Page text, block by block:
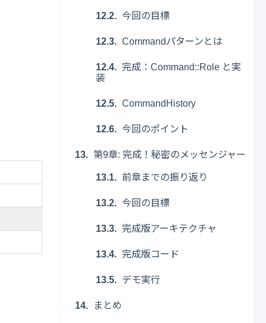
今回の目標
Commandパターンとは
完成：Command::Role と実
装
CommandHistory
今回のポイント
第9章: 完成！秘密のメッセンジャー
前章までの振り返り
今回の目標
完成版アーキテクチャ
完成版コード
デモ実行
まとめ